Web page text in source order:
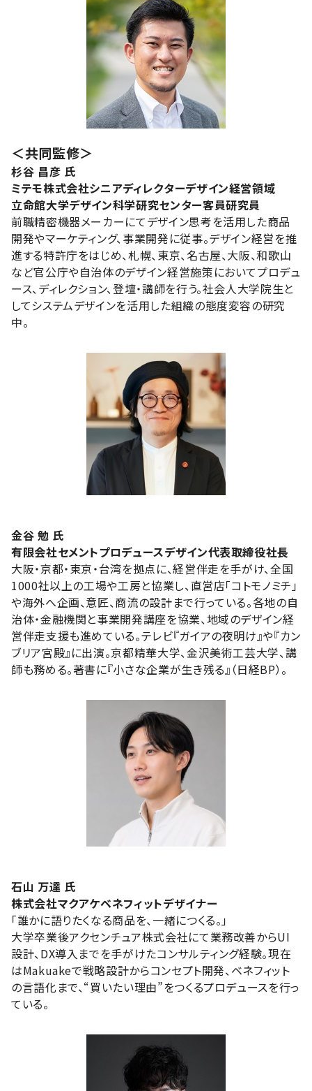
＜共同監修＞
杉谷 昌彦 氏
ミテモ株式会社シニアディレクターデザイン経営領域
立命館大学デザイン科学研究センター客員研究員
前職精密機器メーカーにてデザイン思考を活用した商品
開発やマーケティング、事業開発に従事。デザイン経営を推
進する特許庁をはじめ、札幌、東京、名古屋、大阪、和歌山
など官公庁や自治体のデザイン経営施策においてプロデュ
ース、ディレクション、登壇・講師を行う。社会人大学院生と
してシステムデザインを活用した組織の態度変容の研究
中。
金谷 勉 氏
有限会社セメントプロデュースデザイン代表取締役社長
大阪・京都・東京・台湾を拠点に、経営伴走を手がけ、全国
1000社以上の工場や工房と協業し、直営店「コトモノミチ」
や海外へ企画、意匠、商流の設計まで行っている。各地の自
治体・金融機関と事業開発講座を協業、地域のデザイン経
営伴走支援も進めている。テレビ『ガイアの夜明け』や『カン
ブリア宮殿』に出演。京都精華大学、金沢美術工芸大学、講
師も務める。著書に『小さな企業が生き残る』（日経BP）。
石山 万達 氏
株式会社マクアケベネフィットデザイナー
「誰かに語りたくなる商品を、一緒につくる。」
大学卒業後アクセンチュア株式会社にて業務改善からUI
設計、DX導入までを手がけたコンサルティング経験。現在
はMakuakeで戦略設計からコンセプト開発、ベネフィット
の言語化まで、“買いたい理由”をつくるプロデュースを行っ
ている。